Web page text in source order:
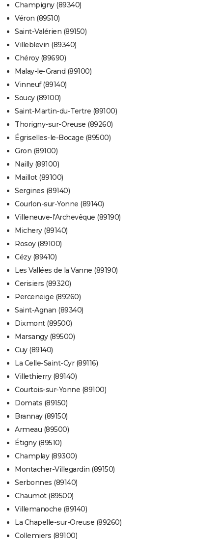
Champigny (89340)
Véron (89510)
Saint-Valérien (89150)
Villeblevin (89340)
Chéroy (89690)
Malay-le-Grand (89100)
Vinneuf (89140)
Soucy (89100)
Saint-Martin-du-Tertre (89100)
Thorigny-sur-Oreuse (89260)
Égriselles-le-Bocage (89500)
Gron (89100)
Nailly (89100)
Maillot (89100)
Sergines (89140)
Courlon-sur-Yonne (89140)
Villeneuve-l'Archevêque (89190)
Michery (89140)
Rosoy (89100)
Cézy (89410)
Les Vallées de la Vanne (89190)
Cerisiers (89320)
Perceneige (89260)
Saint-Agnan (89340)
Dixmont (89500)
Marsangy (89500)
Cuy (89140)
La Celle-Saint-Cyr (89116)
Villethierry (89140)
Courtois-sur-Yonne (89100)
Domats (89150)
Brannay (89150)
Armeau (89500)
Étigny (89510)
Champlay (89300)
Montacher-Villegardin (89150)
Serbonnes (89140)
Chaumot (89500)
Villemanoche (89140)
La Chapelle-sur-Oreuse (89260)
Collemiers (89100)